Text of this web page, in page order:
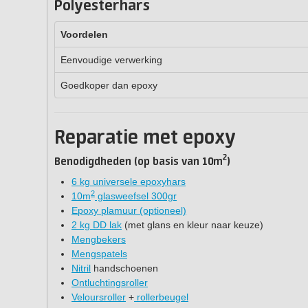
Polyesterhars
Voordelen
Eenvoudige verwerking
Goedkoper dan epoxy
Reparatie met epoxy
Benodigdheden (op basis van 10m2)
6 kg universele epoxyhars
10m2 glasweefsel 300gr
Epoxy plamuur (optioneel)
2 kg DD lak (met glans en kleur naar keuze)
Mengbekers
Mengspatels
Nitril handschoenen
Ontluchtingsroller
Veloursroller + rollerbeugel